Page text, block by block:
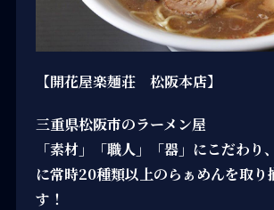
【開花屋楽麺荘 松阪本店】
三重県松阪市のラーメン屋
「素材」「職人」「器」にこだわり
に常時20種類以上のらぁめんを取り
す！